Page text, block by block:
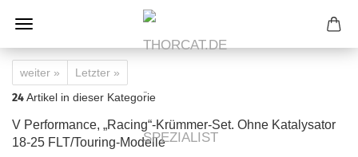
weiter » Letzter »
24Artikel in dieser Kategorie
V Performance, „Racing“-Krümmer-Set. Ohne Katalysator
18-25 FLT/Touring-Modelle